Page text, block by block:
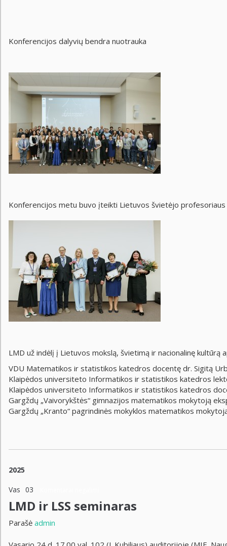
Konferencijos dalyvių bendra nuotrauka
Konferencijos metu buvo įteikti Lietuvos švietėjo profesoriaus
LMD už indėlį į Lietuvos mokslą, švietimą ir nacionalinę kultūrą
VDU Matematikos ir statistikos katedros docentę dr. Sigitą
Klaipėdos universiteto Informatikos ir statistikos katedros
Klaipėdos universiteto Informatikos ir statistikos katedros
Gargždų „Vaivorykštės“ gimnazijos matematikos mokytoją
Gargždų „Kranto“ pagrindinės mokyklos matematikos
2025
Vas 03
LMD ir LSS seminaras
Parašė admin